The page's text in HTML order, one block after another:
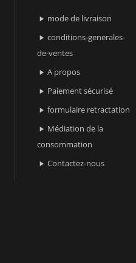
 mode de livraison
 conditions-generales-
de-ventes
 A propos
 Paiement sécurisé
 formulaire retractation
 Médiation de la
consommation
 Contactez-nous